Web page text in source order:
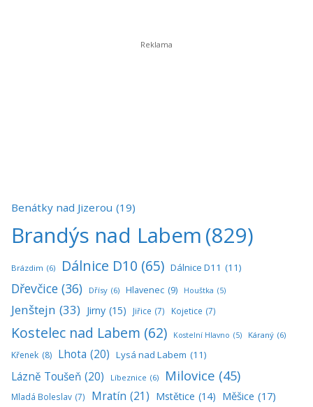
Benátky nad Jizerou (19)
Brandýs nad Labem (829)
Brázdim (6) Dálnice D10 (65) Dálnice D11 (11)
Dřevčice (36) Dřísy (6) Hlavenec (9) Houštka (5)
Jenštejn (33) Jirny (15) Jiřice (7) Kojetice (7)
Kostelec nad Labem (62) Kostelní Hlavno (5) Káraný (6)
Křenek (8) Lhota (20) Lysá nad Labem (11)
Lázně Toušeň (20) Líbeznice (6) Milovice (45)
Mladá Boleslav (7) Mratín (21) Mstětice (14) Měšice (17)